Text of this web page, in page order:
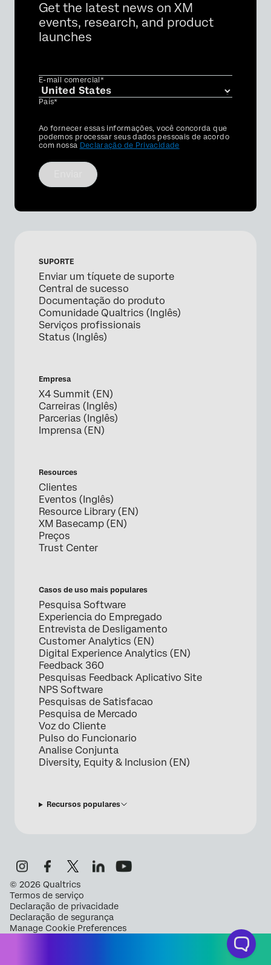
Get the latest news on XM
events, research, and product
launches
E-mail comercial*
País*
Privacy
Optin
Ao fornecer essas informações, você concorda que
podemos processar seus dados pessoais de acordo
com nossa Declaração de Privacidade
SUPORTE
Enviar um tíquete de suporte
Central de sucesso
Documentação do produto
Comunidade Qualtrics (Inglês)
Serviços profissionais
Status (Inglês)
Empresa
X4 Summit (EN)
Carreiras (Inglês)
Parcerias (Inglês)
Imprensa (EN)
Resources
Clientes
Eventos (Inglês)
Resource Library (EN)
XM Basecamp (EN)
Preços
Trust Center
Casos de uso mais populares
Pesquisa Software
Experiencia do Empregado
Entrevista de Desligamento
Customer Analytics (EN)
Digital Experience Analytics (EN)
Feedback 360
Pesquisas Feedback Aplicativo Site
NPS Software
Pesquisas de Satisfacao
Pesquisa de Mercado
Voz do Cliente
Pulso do Funcionario
Analise Conjunta
Diversity, Equity & Inclusion (EN)
Recursos populares
© 2026 Qualtrics
Termos de serviço
Declaração de privacidade
Declaração de segurança
Manage Cookie Preferences